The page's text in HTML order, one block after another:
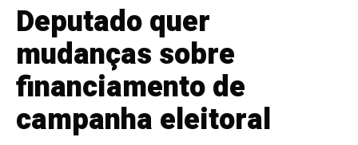
Deputado quer
mudanças sobre
financiamento de
campanha eleitoral